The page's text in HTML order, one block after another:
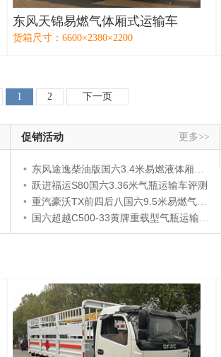
东风天锦易燃气体厢式运输车
货箱尺寸：6600×2380×2200
1 2 下一页
促销活动 更多>>
• 东风途逸柴油版国六3.4米易燃液体厢式运输车厂家推荐
• 跃进福运S80国六3.36米气瓶运输车评测
• 重汽豪沃TX前四后八国六9.5米易燃气体厢式运输车价格多少？
• 国六超‌越C500-3‌3黄牌重‌载型气瓶运输‌车！安‌检达